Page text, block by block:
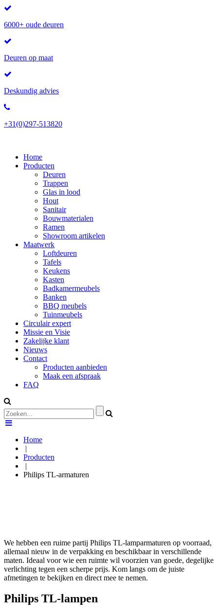
6000+ oude deuren
Deuren op maat
Deskundig advies
+31(0)297-513820
Home
Producten
Deuren
Trappen
Glas in lood
Hout
Sanitair
Bouwmaterialen
Ramen
Showroom artikelen
Maatwerk
Loftdeuren
Tafels
Keukens
Kasten
Badkamermeubels
Banken
BBQ meubels
Tuinmeubels
Circulair expert
Missie en Visie
Zakelijke klant
Nieuws
Contact
Producten aanbieden
Maak een afspraak
FAQ
Home
|
Producten
|
Philips TL-armaturen
We hebben een ruime partij Philips TL-lamparmaturen op voorraad,
allemaal nieuw in de verpakking en beschikbaar in verschillende
maten. Ideaal voor wie een ruimte wil voorzien van goede, degelijke
verlichting tegen een scherpe prijs. Kom langs om de juiste
afmetingen te bekijken en direct mee te nemen.
Philips TL-lampen